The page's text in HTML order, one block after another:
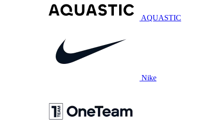
AQUASTIC
Nike